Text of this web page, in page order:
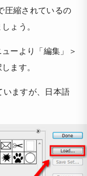
圧縮されているの
ょう。
ーより「編集」＞
ます。
いますが、日本語